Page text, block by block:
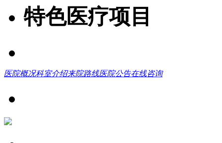
特色医疗项目
医院概况科室介绍来院路线医院公告在线咨询